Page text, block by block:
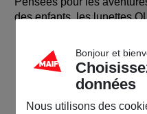
des enfants, les lunettes
seule pièce(TPEE) :
adaptée à la
Bonjour et
données
Nous utilisons des